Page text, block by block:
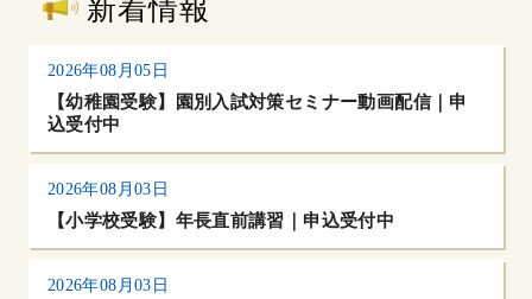
新着情報
2026年08月05日
【幼稚園受験】園別入試対策セミナー動画配信｜申
込受付中
2026年08月03日
【小学校受験】年長直前講習｜申込受付中
2026年08月03日